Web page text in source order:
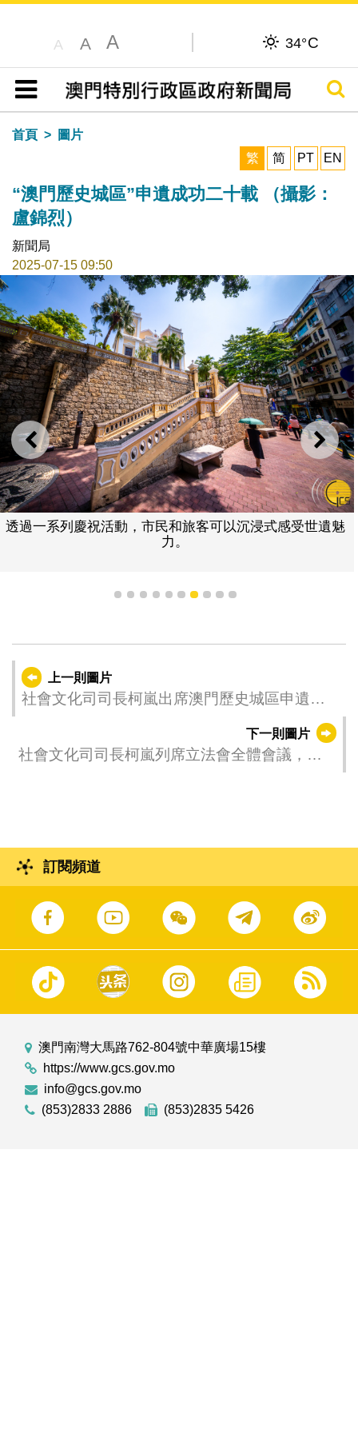
A A A 34°C
目錄
搜尋
首頁
圖片
繁
简 PT EN
“澳門歷史城區”申遺成功二十載 （攝影：
盧錦烈）
新聞局
2025-07-15 09:50
上一則 下一
透過一系列慶祝活動，市民和旅客可以沉浸式感受世遺魅
力。
1 2 3 4 5 6 7 8 9 10
上一則圖片
社會文化司司長柯嵐出席澳門歷史城區申遺成
下一則圖片
社會文化司司長柯嵐列席立法會全體會議，議
訂閱頻道
澳門南灣大馬路762-804號中華廣場15樓
https://www.gcs.gov.mo
info@gcs.gov.mo
(853)2833 2886
(853)2835 5426